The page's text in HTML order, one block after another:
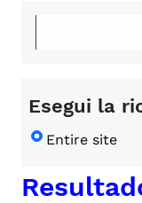
Esegui la
Entire site